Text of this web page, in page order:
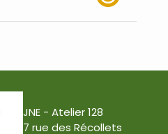
JNE - Atelier 128
7 rue des Récollets